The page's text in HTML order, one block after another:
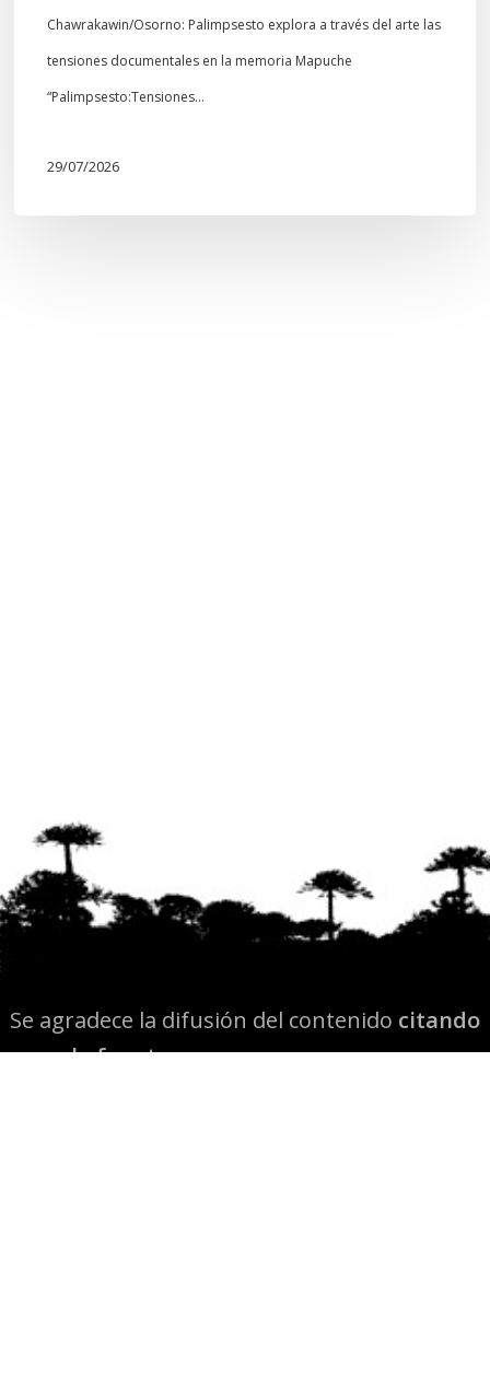
Chawrakawin/Osorno: Palimpsesto explora a través del arte las
tensiones documentales en la memoria Mapuche
“Palimpsesto:Tensiones…
29/07/2026
Se agradece la difusión del contenido citando
la fuente www.mapuexpress.org